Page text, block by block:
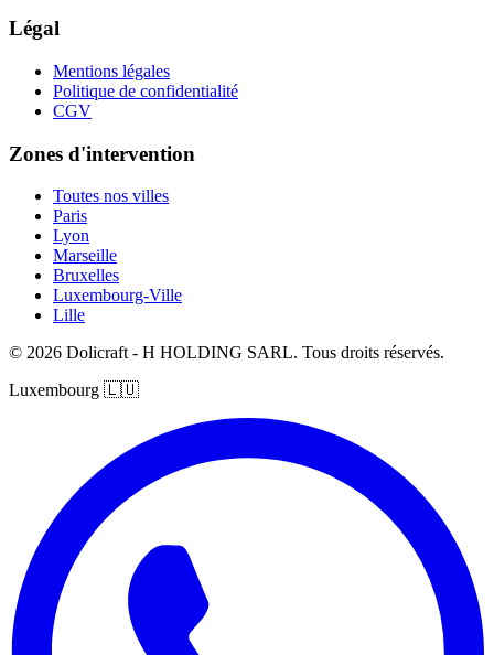
Légal
Mentions légales
Politique de confidentialité
CGV
Zones d'intervention
Toutes nos villes
Paris
Lyon
Marseille
Bruxelles
Luxembourg-Ville
Lille
© 2026 Dolicraft - H HOLDING SARL. Tous droits réservés.
Luxembourg 🇱🇺